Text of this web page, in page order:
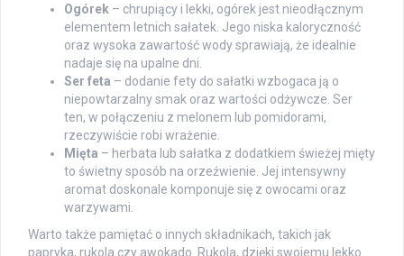
Ogórek – chrupiący i lekki, ogórek jest nieodłącznym
elementem letnich sałatek. Jego niska kaloryczność
oraz wysoka zawartość wody sprawiają, że idealnie
nadaje się na upalne dni.
Ser feta – dodanie fety do sałatki wzbogaca ją o
niepowtarzalny smak oraz wartości odżywcze. Ser
ten, w połączeniu z melonem lub pomidorami,
rzeczywiście robi wrażenie.
Mięta – herbata lub sałatka z dodatkiem świeżej mięty
to świetny sposób na orzeźwienie. Jej intensywny
aromat doskonale komponuje się z owocami oraz
warzywami.
Warto także pamiętać o innych składnikach, takich jak
papryka, rukola czy awokado. Rukola, dzięki swojemu lekko